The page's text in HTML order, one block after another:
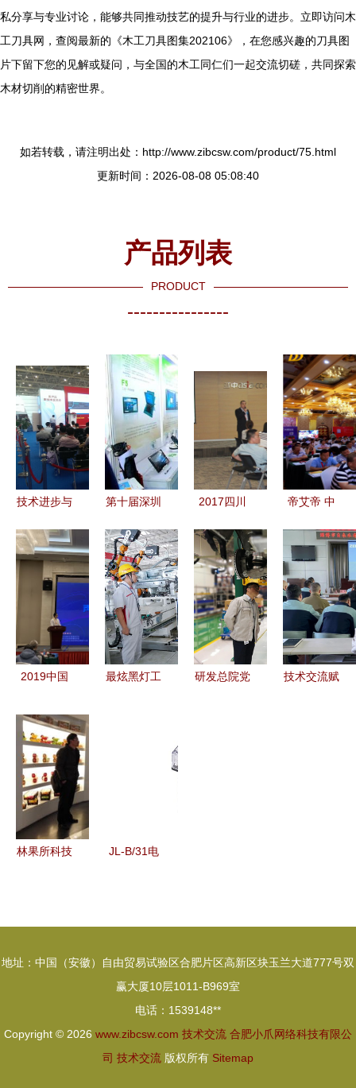
私分享与专业讨论，能够共同推动技艺的提升与行业的进步。立即访问木
工刀具网，查阅最新的《木工刀具图集202106》，在您感兴趣的刀具图
片下留下您的见解或疑问，与全国的木工同仁们一起交流切磋，共同探索
木材切削的精密世界。
如若转载，请注明出处：http://www.zibcsw.com/product/75.html
更新时间：2026-08-08 05:08:40
产品列表
PRODUCT
----------------
技术进步与
记“第二十
三届中国国
际专业音响
灯光乐器及
技术展览
会”技术交
第十届深圳
新交流会圆
满落幕 技
术与前瞻思
维的交锋
2017四川
化用户技术
交流会 技
术交流促发
展
帝艾帝 中
新产品、新
技术研讨交
流会（成都
站）技术交
流圆满成功
2019中国
频技术交流
峰会成功召
开 近百位
专家学者共
话声频未来
最炫黑灯工
研发总院党
技术交流赋
林果所科技
JL-B/31电
技
地址：中国（安徽）自由贸易试验区合肥片区高新区块玉兰大道777号双
赢大厦10层1011-B969室
电话：1539148**
Copyright © 2026 www.zibcsw.com 技术交流 合肥小爪网络科技有限公
司 技术交流 版权所有 Sitemap